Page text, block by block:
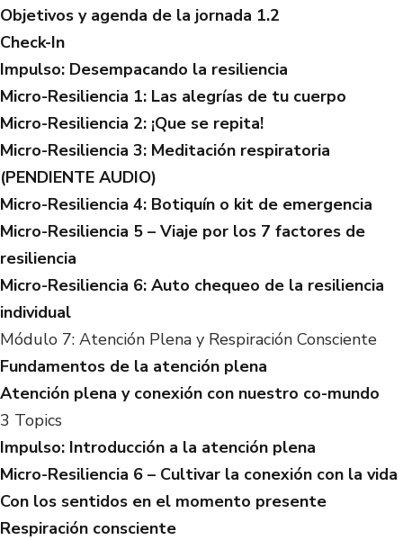
Objetivos y agenda de la jornada 1.2
Check-In
Impulso: Desempacando la resiliencia
Micro-Resiliencia 1: Las alegrías de tu cuerpo
Micro-Resiliencia 2: ¡Que se repita!
Micro-Resiliencia 3: Meditación respiratoria
(PENDIENTE AUDIO)
Micro-Resiliencia 4: Botiquín o kit de emergencia
Micro-Resiliencia 5 – Viaje por los 7 factores de
resiliencia
Micro-Resiliencia 6: Auto chequeo de la resiliencia
individual
Módulo 7: Atención Plena y Respiración Consciente
Fundamentos de la atención plena
Atención plena y conexión con nuestro co-mundo
3 Topics
Impulso: Introducción a la atención plena
Micro-Resiliencia 6 – Cultivar la conexión con la vida
Con los sentidos en el momento presente
Respiración consciente